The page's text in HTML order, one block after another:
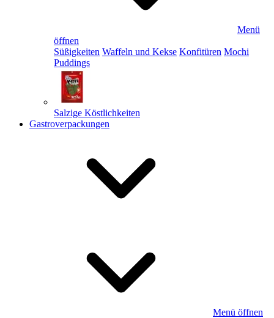
Menü
öffnen
Süßigkeiten Waffeln und Kekse Konfitüren Mochi
Puddings
Salzige Köstlichkeiten
Gastroverpackungen
Menü öffnen